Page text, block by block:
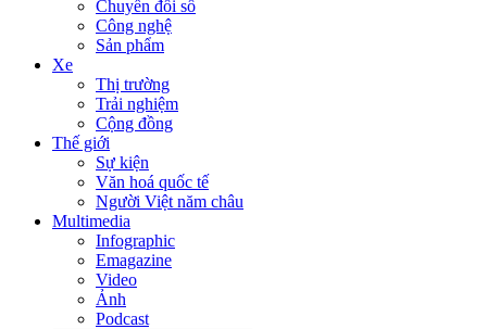
Chuyển đổi số
Công nghệ
Sản phẩm
Xe
Thị trường
Trải nghiệm
Cộng đồng
Thế giới
Sự kiện
Văn hoá quốc tế
Người Việt năm châu
Multimedia
Infographic
Emagazine
Video
Ảnh
Podcast